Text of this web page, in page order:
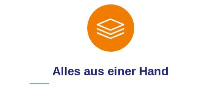
Alles aus einer Hand